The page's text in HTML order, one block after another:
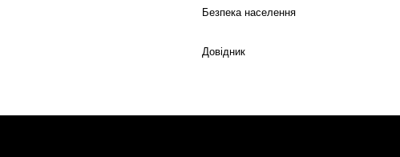
Безпека населення
Довідник